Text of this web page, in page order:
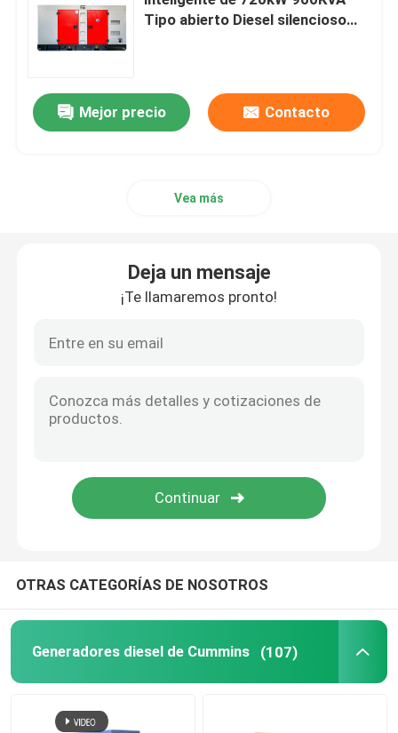
Generador diesel de Yangdong
Generador diesel de YUCHAI
Generador diesel de SDEC
Generador diésel de contenedor
Generador diesel del remolque
Tipo abierto Diesel silencioso
Mejor precio Contacto
Vea más
Deja un mensaje
¡Te llamaremos pronto!
OTRAS CATEGORÍAS DE NOSOTROS
Generadores diesel de Cummins (107)